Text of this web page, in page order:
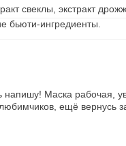
свеклы, экстракт
бьюти-ингредиенты.
напишу! Маска рабочая,
ещё вернусь